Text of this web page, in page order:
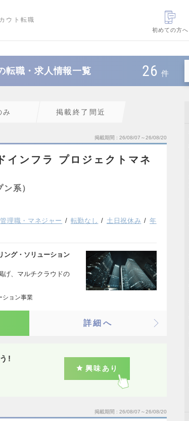
ウト転職
初めての方へ
転職・求人情報一覧 26 件
み 掲載終了間近
掲載期間 26/08/07～26/08/20
インフラ プロジェクトマネ
系）
管理職・マネジャー 転勤なし 土日祝休み
年
ング・ソリューション
げ、マルチクラウドの
ション事業
詳細へ
!
興味あり
掲載期間 26/08/07～26/08/20